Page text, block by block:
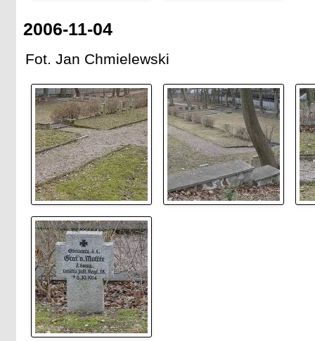
2006-11-04
Fot. Jan Chmielewski